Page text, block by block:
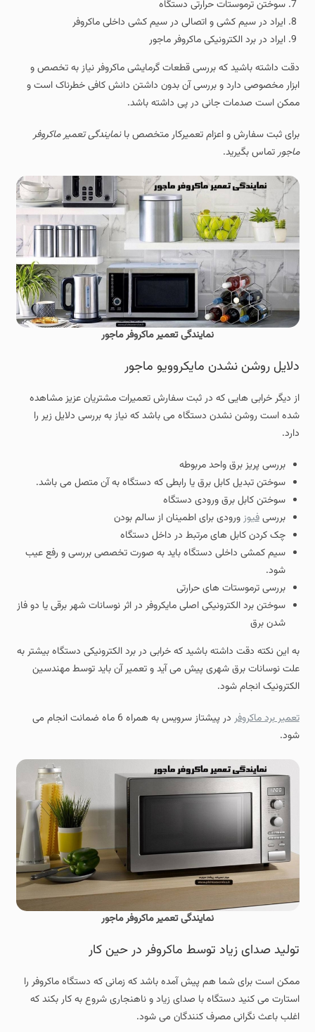
سوختن ترموستات حرارتی دستگاه
ایراد در سیم کشی و اتصالی در سیم کشی داخلی ماکروفر
ایراد در برد الکترونیکی ماکروفر ماجور
دقت داشته باشید که بررسی قطعات گرمایشی ماکروفر نیاز به تخصص و
ابزار مخصوصی دارد و بررسی آن بدون داشتن دانش کافی خطرناک است و
ممکن است صدمات جانی در پی داشته باشد.
برای ثبت سفارش و اعزام تعمیرکار متخصص بانمایندگی تعمیر ماکروفر
ماجورتماس بگیرید.
نمایندگی تعمیر ماکروفر ماجور
دلایل روشن نشدن مایکروویو ماجور
از دیگر خرابی هایی که در ثبت سفارش تعمیرات مشتریان عزیز مشاهده
شده است روشن نشدن دستگاه می باشد که نیاز به بررسی دلایل زیر را
دارد.
بررسی پریز برق واحد مربوطه
سوختن تبدیل کابل برق یا رابطی که دستگاه به آن متصل می باشد.
سوختن کابل برق ورودی دستگاه
بررسیفیوزورودی برای اطمینان از سالم بودن
چک کردن کابل های مرتبط در داخل دستگاه
سیم کمشی داخلی دستگاه باید به صورت تخصصی بررسی و رفع عیب
شود.
بررسی ترموستات های حرارتی
سوختن برد الکترونیکی اصلی مایکروفر در اثر نوسانات شهر برقی یا دو فاز
شدن برق
به این نکته دقت داشته باشید که خرابی در برد الکترونیکی دستگاه بیشتر به
علت نوسانات برق شهری پیش می آید و تعمیر آن باید توسط مهندسین
الکترونیک انجام شود.
تعمیر برد ماکروفر
در پیشتاز سرویس به همراه 6 ماه ضمانت انجام می
شود.
نمایندگی تعمیر ماکروفر ماجور
تولید صدای زیاد توسط ماکروفر در حین کار
ممکن است برای شما هم پیش آمده باشد که زمانی که دستگاه ماکروفر را
استارت می کنید دستگاه با صدای زیاد و ناهنجاری شروع به کار بکند که
اغلب باعث نگرانی مصرف کنندگان می شود.